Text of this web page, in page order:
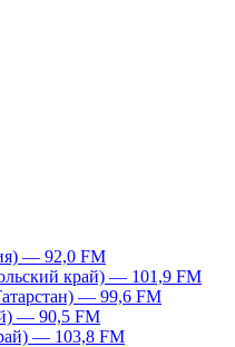
— 92,0 FM
край) — 101,9 FM
— 99,6 FM
— 90,5 FM
— 103,8 FM